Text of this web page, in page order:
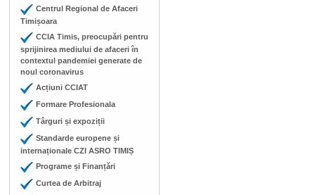
Centrul Regional de Afaceri
Timișoara
CCIA Timis, preocupări pentru
sprijinirea mediului de afaceri în
contextul pandemiei generate de
noul coronavirus
Acțiuni CCIAT
Formare Profesionala
Târguri și expoziții
Standarde europene și
internaționale CZI ASRO TIMIȘ
Programe și Finanțări
Curtea de Arbitraj